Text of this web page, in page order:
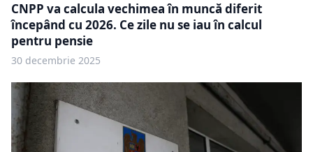
CNPP va calcula vechimea în muncă diferit
începând cu 2026. Ce zile nu se iau în calcul
pentru pensie
30 decembrie 2025